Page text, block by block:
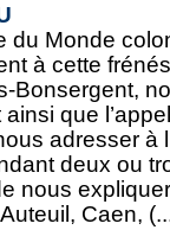
du Monde
à cette
Bonsergent,
que
adresser à
deux ou
nous
Caen,